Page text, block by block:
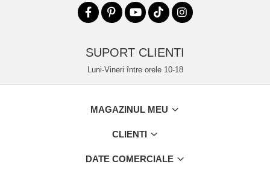
SUPORT CLIENTI
Luni-Vineri între orele 10-18
MAGAZINUL MEU
CLIENTI
DATE COMERCIALE